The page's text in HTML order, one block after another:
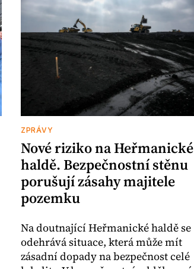
ZPRÁVY
Nové riziko na Heřmanické
haldě. Bezpečnostní stěnu
porušují zásahy majitele
pozemku
Na doutnající Heřmanické haldě se
odehrává situace, která může mít
zásadní dopady na bezpečnost celé